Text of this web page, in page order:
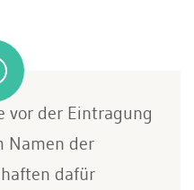
vor der Eintragung
Namen der
dafür